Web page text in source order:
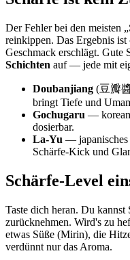
Der Fehler bei den meisten
reinkippen. Das Ergebnis
Geschmack erschlägt. Gute
Schichten auf — jede mit
Doubanjiang (豆瓣
bringt Tiefe und
Gochugaru —
dosierbar.
La-Yu — japanisches
Schärfe-Kick und
Schärfe-Level
Taste dich heran. Du kannst
zurücknehmen. Wird's zu
etwas Süße (Mirin), die
verdünnt nur das Aroma.